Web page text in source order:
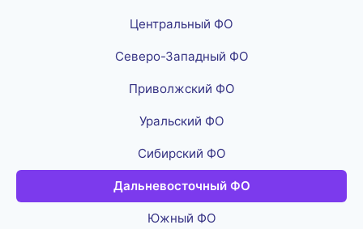
Центральный ФО
Северо-Западный ФО
Приволжский ФО
Уральский ФО
Сибирский ФО
Дальневосточный ФО
Южный ФО